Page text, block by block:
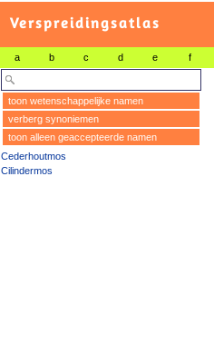
Verspreidingsatlas
a b c d e f
toon wetenschappelijke namen
verberg synoniemen
toon alleen geaccepteerde namen
Cederhoutmos
Cilindermos